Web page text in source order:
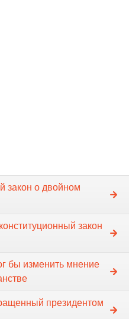
закон о двойном
закон
бы изменить мнение
президентом